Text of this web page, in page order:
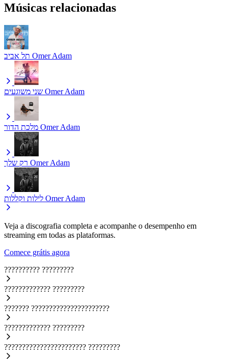
Músicas relacionadas
תל אביב Omer Adam
שני משוגעים Omer Adam
מלכת הדור Omer Adam
רק שלך Omer Adam
לילות וקללות Omer Adam
Veja a discografia completa e acompanhe o desempenho em
streaming em todas as plataformas.
Comece grátis agora
?????????? ?????????
????????????? ?????????
??????? ??????????????????????
????????????? ?????????
??????????????????????? ?????????